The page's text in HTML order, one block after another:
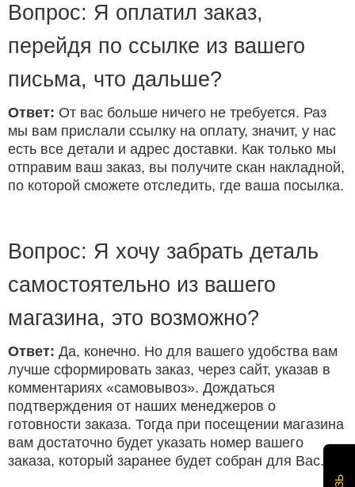
Вопрос: Я оплатил заказ,
перейдя по ссылке из вашего
письма, что дальше?
Ответ: От вас больше ничего не требуется. Раз
мы вам прислали ссылку на оплату, значит, у нас
есть все детали и адрес доставки. Как только мы
отправим ваш заказ, вы получите скан накладной,
по которой сможете отследить, где ваша посылка.
Вопрос: Я хочу забрать деталь
самостоятельно из вашего
магазина, это возможно?
Ответ: Да, конечно. Но для вашего удобства вам
лучше сформировать заказ, через сайт, указав в
комментариях «самовывоз». Дождаться
подтверждения от наших менеджеров о
готовности заказа. Тогда при посещении магазина
вам достаточно будет указать номер вашего
заказа, который заранее будет собран для Вас.